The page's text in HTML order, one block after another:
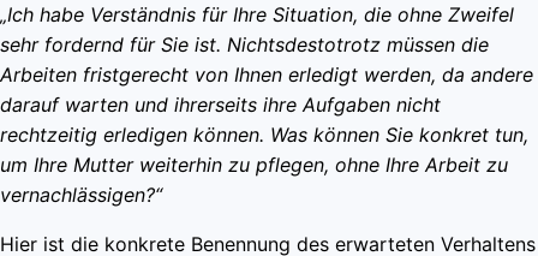
„Ich habe Verständnis für Ihre Situation, die ohne Zweifel
sehr fordernd für Sie ist. Nichtsdestotrotz müssen die
Arbeiten fristgerecht von Ihnen erledigt werden, da andere
darauf warten und ihrerseits ihre Aufgaben nicht
rechtzeitig erledigen können. Was können Sie konkret tun,
um Ihre Mutter weiterhin zu pflegen, ohne Ihre Arbeit zu
vernachlässigen?“
Hier ist die konkrete Benennung des erwarteten Verhaltens